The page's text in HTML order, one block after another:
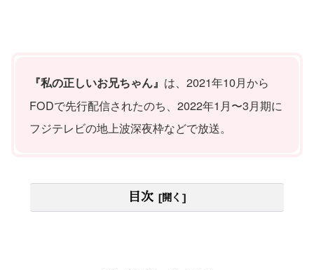
『私の正しいお兄ちゃん』 は、2021年10月から
FODで先行配信されたのち、2022年1月〜3月期に
フジテレビの地上波深夜枠などで放送。
目次